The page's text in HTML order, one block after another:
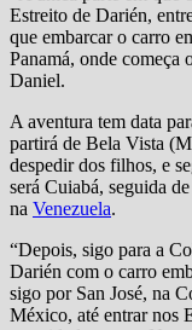
Estreito de Darién,
que embarcar o carro
Panamá, onde
Daniel.
A aventura tem data
partirá de Bela Vista
despedir dos filhos, e
será Cuiabá, seguida
na Venezuela.
“Depois, sigo para a
Darién com o carro
sigo por San José, na
México, até entrar nos